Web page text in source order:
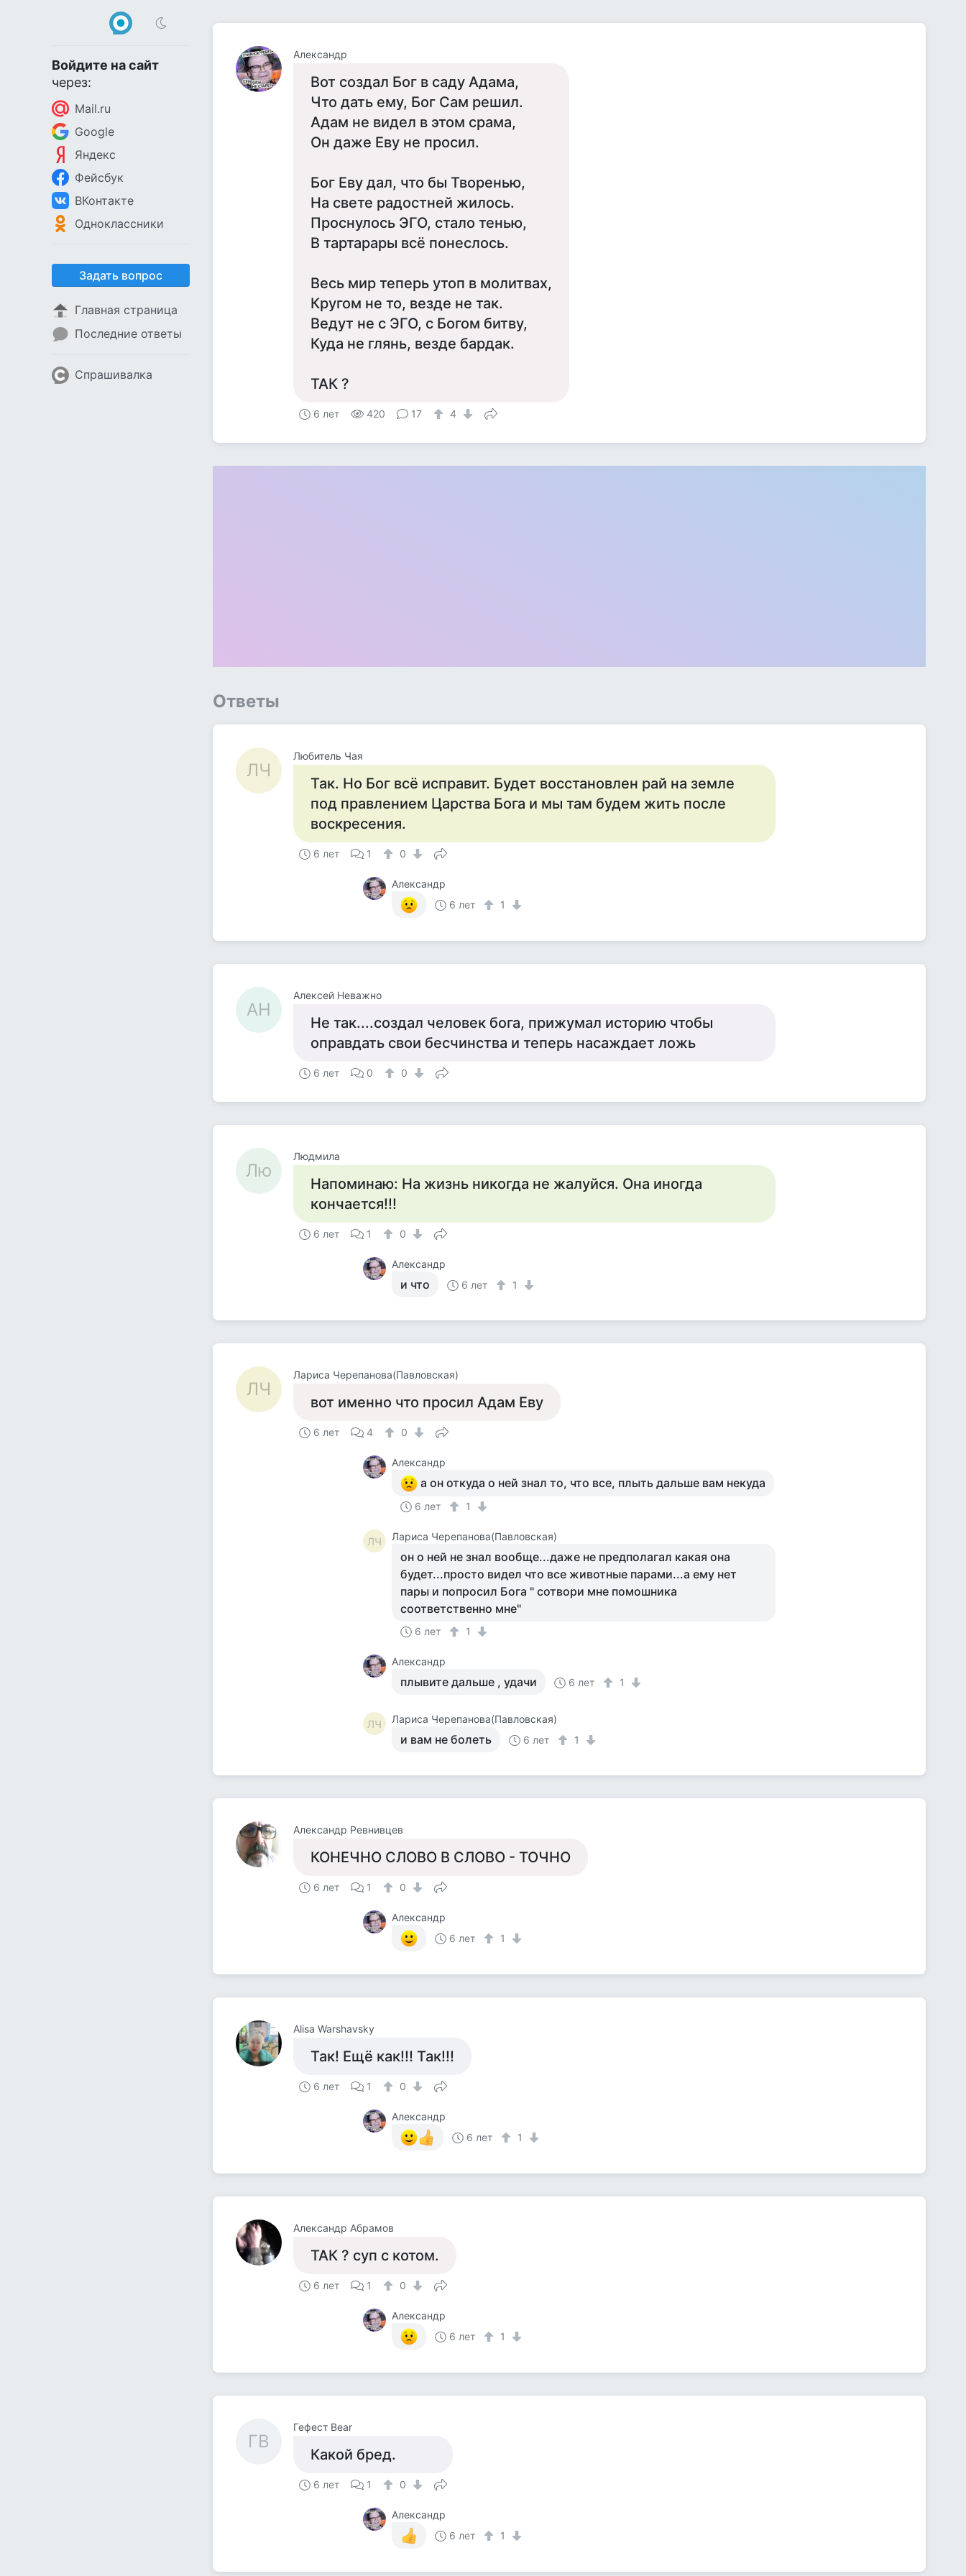
Войдите на сайт
через:
Mail.ru
Google
Яндекс
Фейсбук
ВКонтакте
Одноклассники
Задать вопрос
Главная страница
Последние ответы
Спрашивалка
Александр
Вот создал Бог в саду Адама,
Что дать ему, Бог Сам решил.
Адам не видел в этом срама,
Он даже Еву не просил.
Бог Еву дал, что бы Творенью,
На свете радостней жилось.
Проснулось ЭГО, стало тенью,
В тартарары всё понеслось.
Весь мир теперь утоп в молитвах,
Кругом не то, везде не так.
Ведут не с ЭГО, с Богом битву,
Куда не глянь, везде бардак.
ТАК ?
6 лет 420 17 4
Ответы
ЛЧ
Любитель Чая
Так. Но Бог всё исправит. Будет восстановлен рай на земле
под правлением Царства Бога и мы там будем жить после
воскресения.
6 лет 1 0
Александр
6 лет
1
АН
Алексей Неважно
Не так....создал человек бога, прижумал историю чтобы
оправдать свои бесчинства и теперь насаждает ложь
6 лет 0 0
Лю
Людмила
Напоминаю: На жизнь никогда не жалуйся. Она иногда
кончается!!!
6 лет 1 0
Александр
и что 6 лет 1
ЛЧ
Лариса Черепанова(Павловская)
вот именно что просил Адам Еву
6 лет 4 0
Александр
а он откуда о ней знал то, что все, плыть дальше вам некуда
6 лет 1
ЛЧ Лариса Черепанова(Павловская)
он о ней не знал вообще...даже не предполагал какая она
будет...просто видел что все животные парами...а ему нет
пары и попросил Бога " сотвори мне помошника
соответственно мне"
6 лет 1
Александр
плывите дальше , удачи 6 лет 1
ЛЧ Лариса Черепанова(Павловская)
и вам не болеть 6 лет 1
Александр Ревнивцев
КОНЕЧНО СЛОВО В СЛОВО - ТОЧНО
6 лет 1 0
Александр
6 лет
1
Alisa Warshavsky
Так! Ещё как!!! Так!!!
6 лет 1 0
Александр
6 лет
1
Александр Абрамов
ТАК ? суп с котом.
6 лет 1 0
Александр
6 лет
1
ГB
Гефест Bear
Какой бред.
6 лет 1 0
Александр
6 лет
1